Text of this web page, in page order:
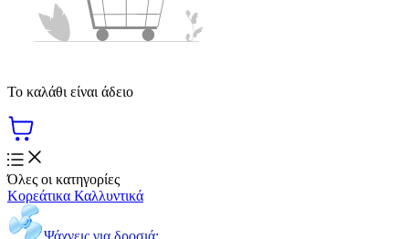
Το καλάθι είναι άδειο
Όλες οι κατηγορίες
Κορεάτικα Καλλυντικά
Ψάχνεις για δροσιά;